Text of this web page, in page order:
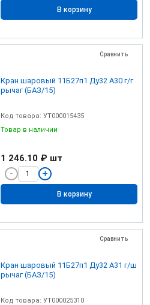
В корзину
Сравнить
Кран шаровый 11Б27п1 Ду32 А30 г/г
рычаг (БАЗ/15)
Код товара: УТ000015435
Товар в наличии
1 246.10 ₽ шт
В корзину
Сравнить
Кран шаровый 11Б27п1 Ду32 А31 г/ш
рычаг (БАЗ/15)
Код товара: УТ000025310